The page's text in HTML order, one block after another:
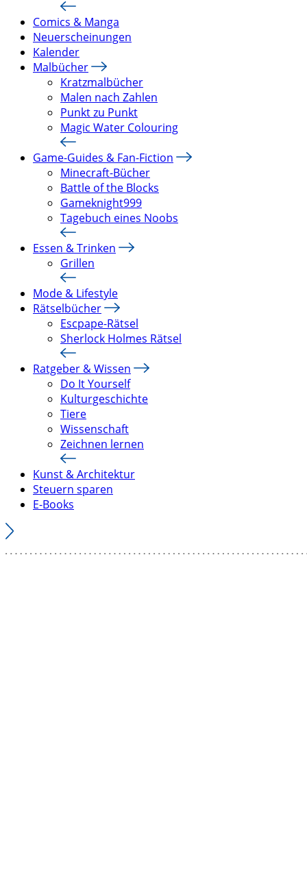
Comics & Manga
Neuerscheinungen
Kalender
Malbücher
Kratzmalbücher
Malen nach Zahlen
Punkt zu Punkt
Magic Water Colouring
Game-Guides & Fan-Fiction
Minecraft-Bücher
Battle of the Blocks
Gameknight999
Tagebuch eines Noobs
Essen & Trinken
Grillen
Mode & Lifestyle
Rätselbücher
Escpape-Rätsel
Sherlock Holmes Rätsel
Ratgeber & Wissen
Do It Yourself
Kulturgeschichte
Tiere
Wissenschaft
Zeichnen lernen
Kunst & Architektur
Steuern sparen
E-Books